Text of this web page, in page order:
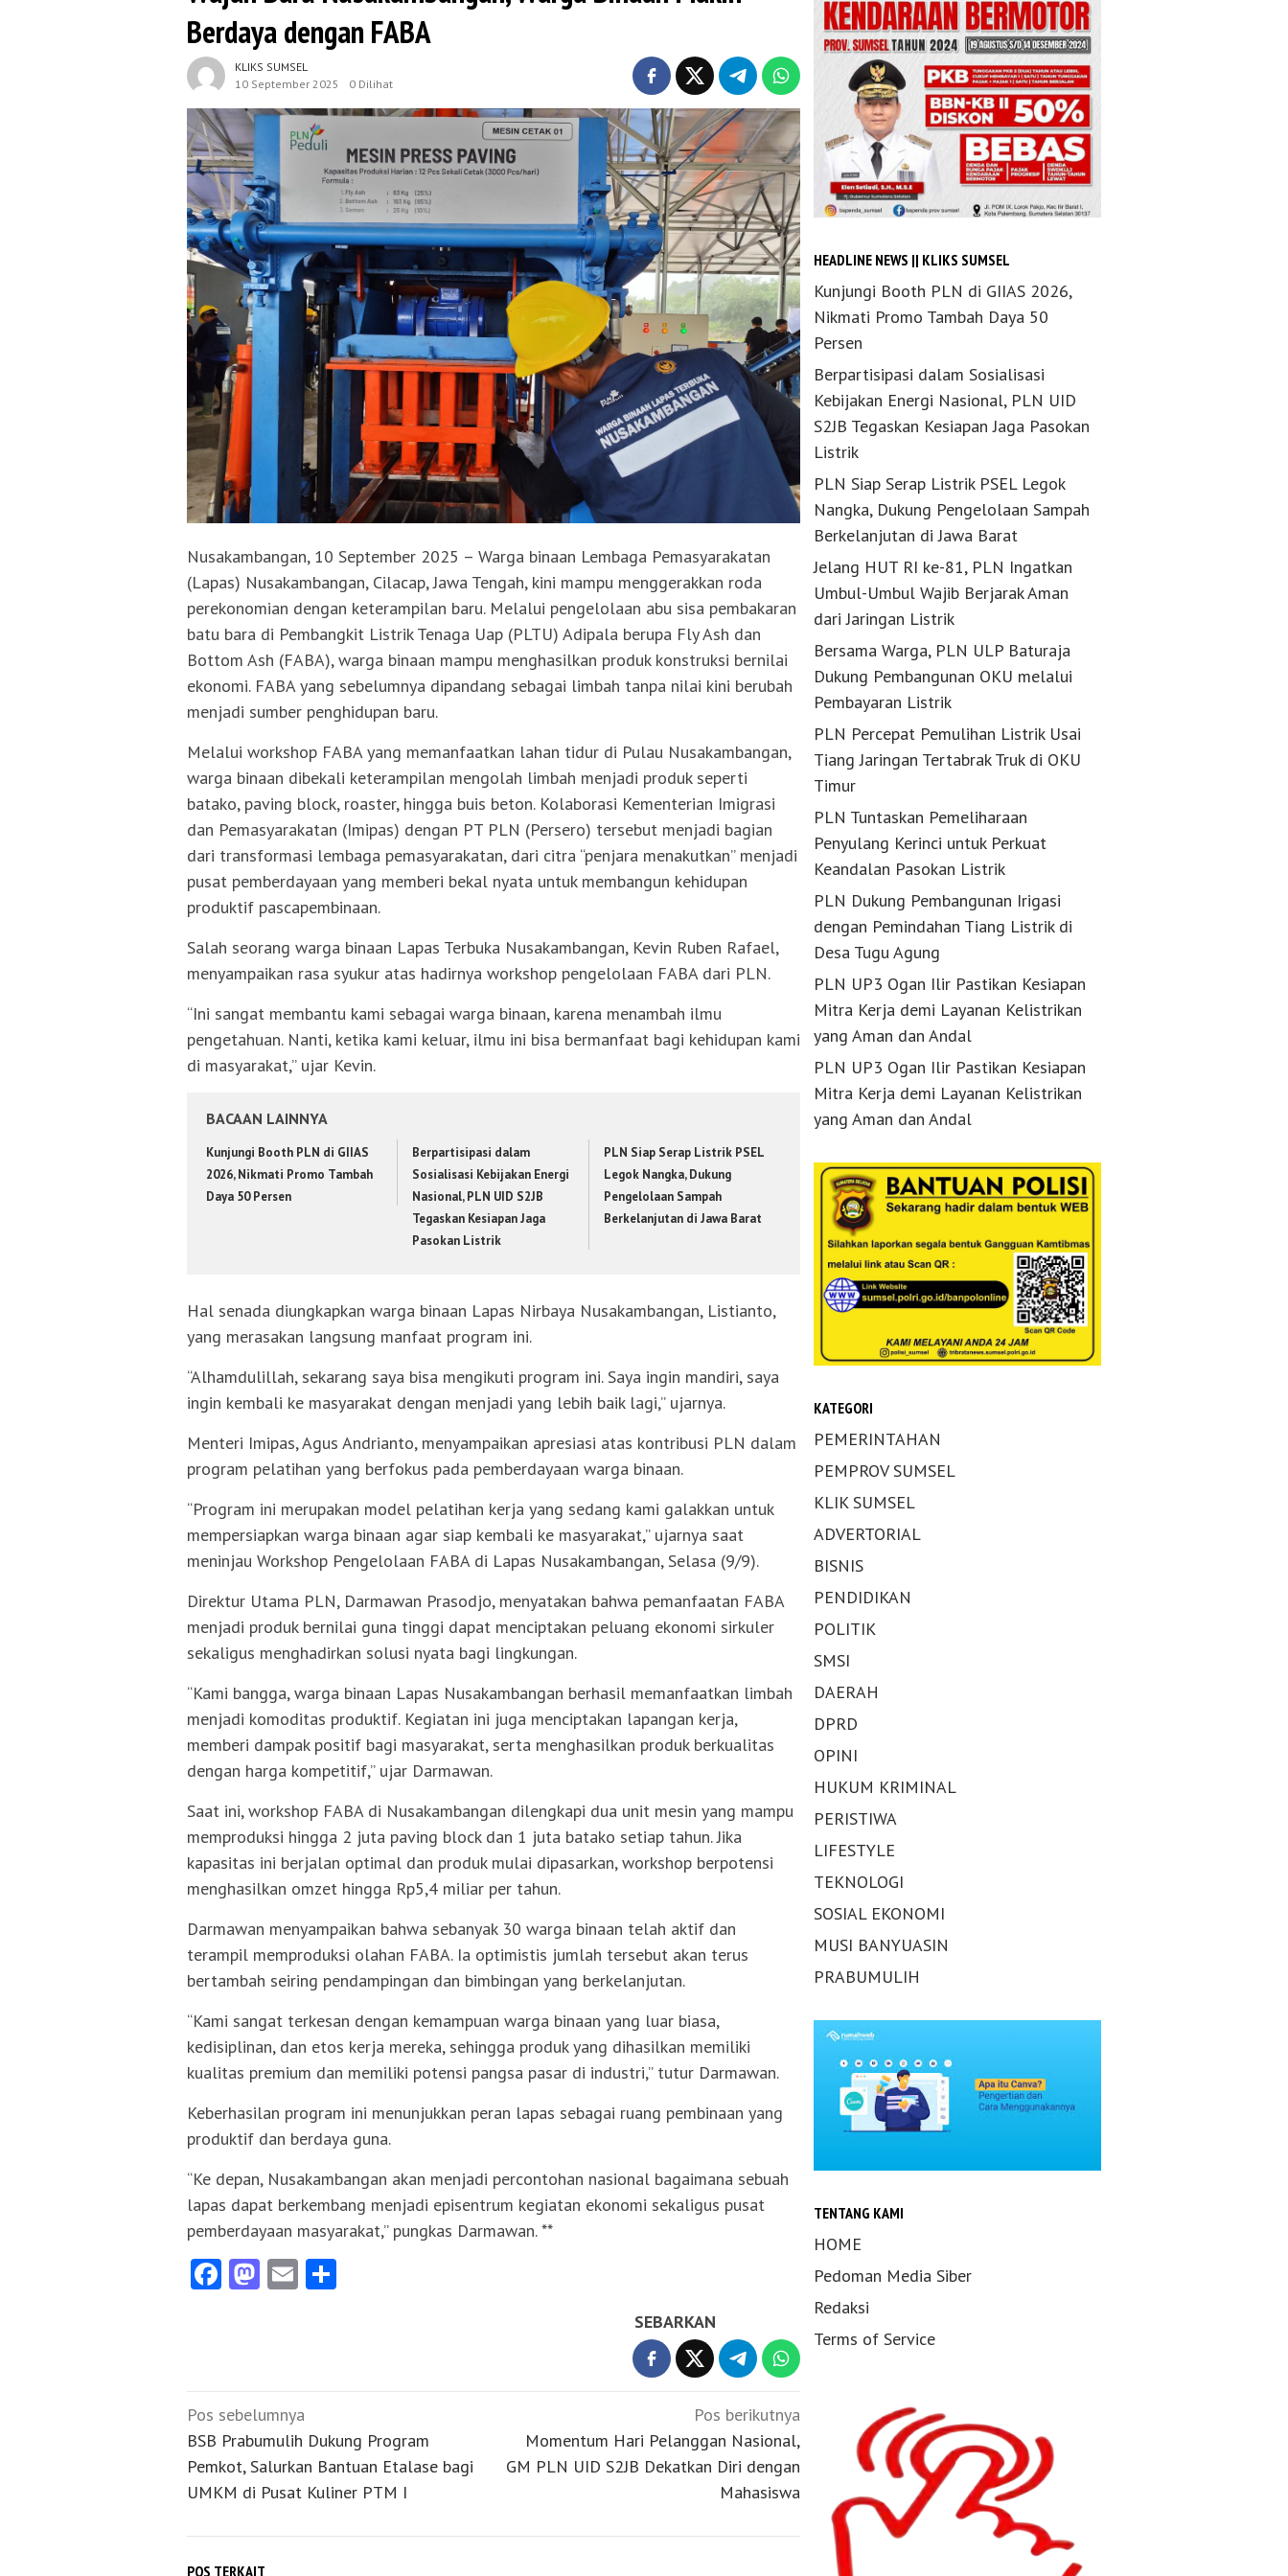
Berdaya dengan FABA
KLIKS SUMSEL
10 September 2025
0 Dilihat
Nusakambangan, 10 September 2025 – Warga binaan Lembaga Pemasyarakatan
(Lapas) Nusakambangan, Cilacap, Jawa Tengah, kini mampu menggerakkan roda
perekonomian dengan keterampilan baru. Melalui pengelolaan abu sisa pembakaran
batu bara di Pembangkit Listrik Tenaga Uap (PLTU) Adipala berupa Fly Ash dan
Bottom Ash (FABA), warga binaan mampu menghasilkan produk konstruksi bernilai
ekonomi. FABA yang sebelumnya dipandang sebagai limbah tanpa nilai kini berubah
menjadi sumber penghidupan baru.
Melalui workshop FABA yang memanfaatkan lahan tidur di Pulau Nusakambangan,
warga binaan dibekali keterampilan mengolah limbah menjadi produk seperti
batako, paving block, roaster, hingga buis beton. Kolaborasi Kementerian Imigrasi
dan Pemasyarakatan (Imipas) dengan PT PLN (Persero) tersebut menjadi bagian
dari transformasi lembaga pemasyarakatan, dari citra “penjara menakutkan” menjadi
pusat pemberdayaan yang memberi bekal nyata untuk membangun kehidupan
produktif pascapembinaan.
Salah seorang warga binaan Lapas Terbuka Nusakambangan, Kevin Ruben Rafael,
menyampaikan rasa syukur atas hadirnya workshop pengelolaan FABA dari PLN.
“Ini sangat membantu kami sebagai warga binaan, karena menambah ilmu
pengetahuan. Nanti, ketika kami keluar, ilmu ini bisa bermanfaat bagi kehidupan kami
di masyarakat,” ujar Kevin.
BACAAN LAINNYA
Kunjungi Booth PLN di GIIAS
2026, Nikmati Promo Tambah
Daya 50 Persen
Berpartisipasi dalam
Sosialisasi Kebijakan Energi
Nasional, PLN UID S2JB
Tegaskan Kesiapan Jaga
Pasokan Listrik
PLN Siap Serap Listrik PSEL
Legok Nangka, Dukung
Pengelolaan Sampah
Berkelanjutan di Jawa Barat
Hal senada diungkapkan warga binaan Lapas Nirbaya Nusakambangan, Listianto,
yang merasakan langsung manfaat program ini.
“Alhamdulillah, sekarang saya bisa mengikuti program ini. Saya ingin mandiri, saya
ingin kembali ke masyarakat dengan menjadi yang lebih baik lagi,” ujarnya.
Menteri Imipas, Agus Andrianto, menyampaikan apresiasi atas kontribusi PLN dalam
program pelatihan yang berfokus pada pemberdayaan warga binaan.
“Program ini merupakan model pelatihan kerja yang sedang kami galakkan untuk
mempersiapkan warga binaan agar siap kembali ke masyarakat,” ujarnya saat
meninjau Workshop Pengelolaan FABA di Lapas Nusakambangan, Selasa (9/9).
Direktur Utama PLN, Darmawan Prasodjo, menyatakan bahwa pemanfaatan FABA
menjadi produk bernilai guna tinggi dapat menciptakan peluang ekonomi sirkuler
sekaligus menghadirkan solusi nyata bagi lingkungan.
“Kami bangga, warga binaan Lapas Nusakambangan berhasil memanfaatkan limbah
menjadi komoditas produktif. Kegiatan ini juga menciptakan lapangan kerja,
memberi dampak positif bagi masyarakat, serta menghasilkan produk berkualitas
dengan harga kompetitif,” ujar Darmawan.
Saat ini, workshop FABA di Nusakambangan dilengkapi dua unit mesin yang mampu
memproduksi hingga 2 juta paving block dan 1 juta batako setiap tahun. Jika
kapasitas ini berjalan optimal dan produk mulai dipasarkan, workshop berpotensi
menghasilkan omzet hingga Rp5,4 miliar per tahun.
Darmawan menyampaikan bahwa sebanyak 30 warga binaan telah aktif dan
terampil memproduksi olahan FABA. Ia optimistis jumlah tersebut akan terus
bertambah seiring pendampingan dan bimbingan yang berkelanjutan.
“Kami sangat terkesan dengan kemampuan warga binaan yang luar biasa,
kedisiplinan, dan etos kerja mereka, sehingga produk yang dihasilkan memiliki
kualitas premium dan memiliki potensi pangsa pasar di industri,” tutur Darmawan.
Keberhasilan program ini menunjukkan peran lapas sebagai ruang pembinaan yang
produktif dan berdaya guna.
“Ke depan, Nusakambangan akan menjadi percontohan nasional bagaimana sebuah
lapas dapat berkembang menjadi episentrum kegiatan ekonomi sekaligus pusat
pemberdayaan masyarakat,” pungkas Darmawan. **
Facebook
Mastodon
Email
SEBARKAN
Navigasi
pos
Pos sebelumnya
BSB Prabumulih Dukung Program
Pemkot, Salurkan Bantuan Etalase bagi
UMKM di Pusat Kuliner PTM I
Pos berikutnya
Momentum Hari Pelanggan Nasional,
GM PLN UID S2JB Dekatkan Diri dengan
Mahasiswa
POS TERKAIT
HEADLINE NEWS || KLIKS SUMSEL
Kunjungi Booth PLN di GIIAS 2026,
Nikmati Promo Tambah Daya 50
Persen
Berpartisipasi dalam Sosialisasi
Kebijakan Energi Nasional, PLN UID
S2JB Tegaskan Kesiapan Jaga Pasokan
Listrik
PLN Siap Serap Listrik PSEL Legok
Nangka, Dukung Pengelolaan Sampah
Berkelanjutan di Jawa Barat
Jelang HUT RI ke-81, PLN Ingatkan
Umbul-Umbul Wajib Berjarak Aman
dari Jaringan Listrik
Bersama Warga, PLN ULP Baturaja
Dukung Pembangunan OKU melalui
Pembayaran Listrik
PLN Percepat Pemulihan Listrik Usai
Tiang Jaringan Tertabrak Truk di OKU
Timur
PLN Tuntaskan Pemeliharaan
Penyulang Kerinci untuk Perkuat
Keandalan Pasokan Listrik
PLN Dukung Pembangunan Irigasi
dengan Pemindahan Tiang Listrik di
Desa Tugu Agung
PLN UP3 Ogan Ilir Pastikan Kesiapan
Mitra Kerja demi Layanan Kelistrikan
yang Aman dan Andal
PLN UP3 Ogan Ilir Pastikan Kesiapan
Mitra Kerja demi Layanan Kelistrikan
yang Aman dan Andal
KATEGORI
PEMERINTAHAN
PEMPROV SUMSEL
KLIK SUMSEL
ADVERTORIAL
BISNIS
PENDIDIKAN
POLITIK
SMSI
DAERAH
DPRD
OPINI
HUKUM KRIMINAL
PERISTIWA
LIFESTYLE
TEKNOLOGI
SOSIAL EKONOMI
MUSI BANYUASIN
PRABUMULIH
TENTANG KAMI
HOME
Pedoman Media Siber
Redaksi
Terms of Service